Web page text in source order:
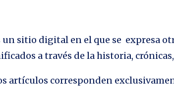
un sitio digital en el que se expresa
a través de la historia,
artículos corresponden